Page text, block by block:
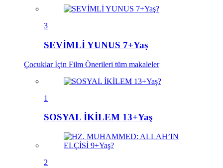
3
SEVİMLİ YUNUS 7+Yaş
Çocuklar İçin Film Önerileri tüm makaleler
1
SOSYAL İKİLEM 13+Yaş
2